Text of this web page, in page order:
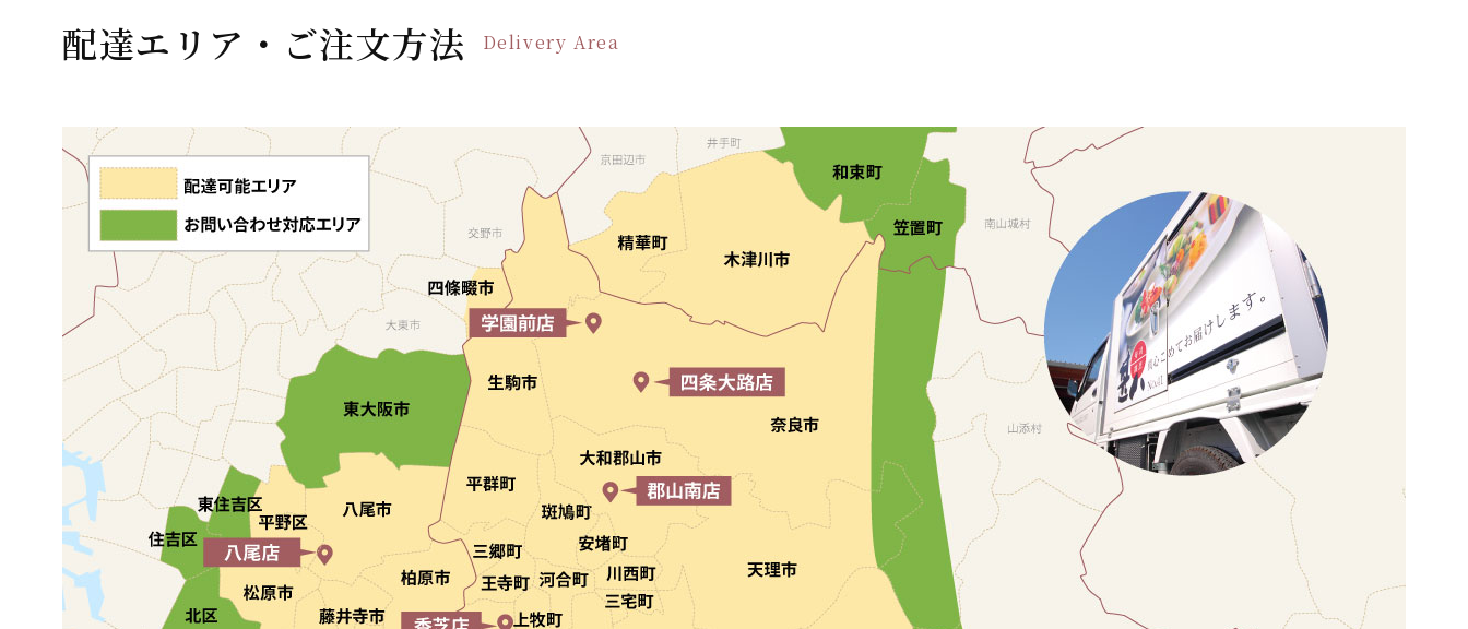
シ
ョ
配達エリア・ご注文方法 Delivery Area